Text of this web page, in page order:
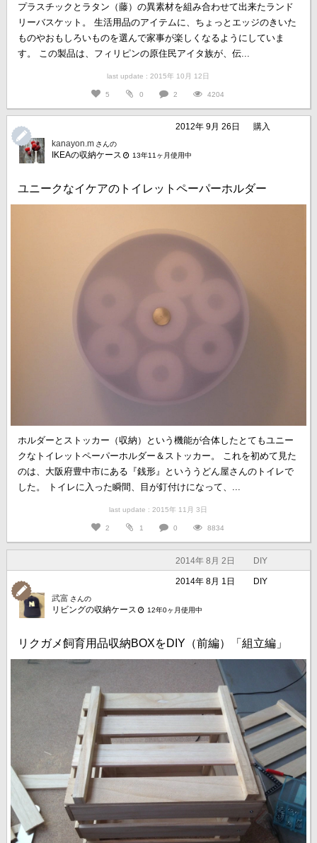
プラスチックとラタン（藤）の異素材を組み合わせて出来たランド
リーバスケット。 生活用品のアイテムに、ちょっとエッジのきいた
ものやおもしろいものを選んで家事が楽しくなるようにしていま
す。 この製品は、フィリピンの原住民アイタ族が、伝...
last update : 2015年 10月 12日
5 0 2 4204
2012年 9月 26日
購入
kanayon.m さんの
IKEAの収納ケース 13年11ヶ月使用中
ユニークなイケアのトイレットペーパーホルダー
ホルダーとストッカー（収納）という機能が合体したとてもユニー
クなトイレットペーパーホルダー＆ストッカー。 これを初めて見た
のは、大阪府豊中市にある『銭形』といううどん屋さんのトイレで
した。 トイレに入った瞬間、目が釘付けになって、...
last update : 2015年 11月 3日
2 1 0 8834
2014年 8月 2日 DIY
2014年 8月 1日
DIY
武富 さんの
リビングの収納ケース 12年0ヶ月使用中
リクガメ飼育用品収納BOXをDIY（前編）「組立編」